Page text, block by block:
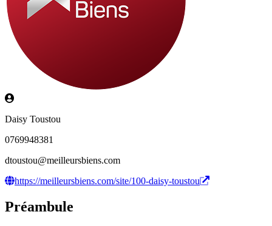
Daisy Toustou
0769948381
dtoustou@meilleursbiens.com
https://meilleursbiens.com/site/100-daisy-toustou
Préambule